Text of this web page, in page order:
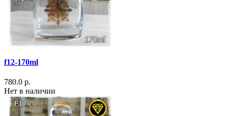
f12-170ml
780.0 р.
Нет в наличии